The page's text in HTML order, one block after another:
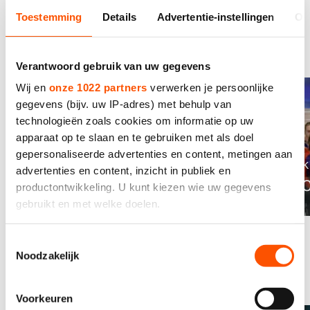
Toestemming Details Advertentie-instellingen
Verantwoord gebruik van uw gegevens
Wij en onze 1022 partners verwerken je persoonlijke
gegevens (bijv. uw IP-adres) met behulp van
technologieën zoals cookies om informatie op uw
apparaat op te slaan en te gebruiken met als doel
gepersonaliseerde advertenties en content, metingen aan
advertenties en content, inzicht in publiek en
productontwikkeling. U kunt kiezen wie uw gegevens
gebruikt en met welke doelen.
Informatie verzamelen over uw geografische locatie,
Uw apparaat identificeren door het actief te scannen
op specifieke eigenschappen (fingerprinting)
Noodzakelijk
Voorkeuren
Gerelateerde
Bekijk alles
24 - 25 februari 2024
Daikin NK Allround & Sprint
23-24
12
NK
Bekijk alles